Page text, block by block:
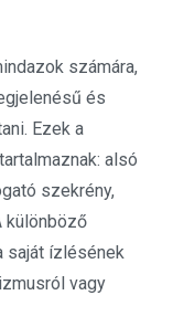
számára,
és
Ezek a
alsó
szekrény,
különböző
saját ízlésének
vagy